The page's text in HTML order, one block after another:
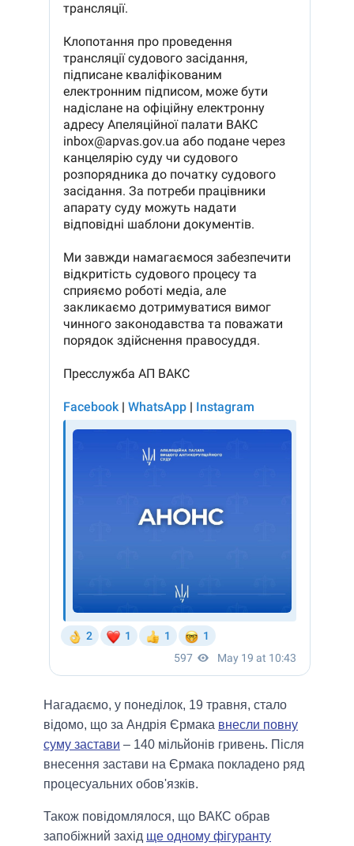
Нагадаємо, у понеділок, 19 травня, стало
відомо, що за Андрія Єрмака внесли повну
суму застави – 140 мільйонів гривень. Після
внесення застави на Єрмака покладено ряд
процесуальних обов'язків.
Також повідомлялося, що ВАКС обрав
запобіжний захід ще одному фігуранту